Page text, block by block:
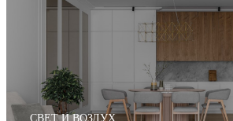
СВЕТ И ВОЗДУХ